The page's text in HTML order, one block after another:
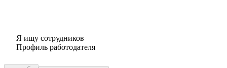
Я ищу сотрудников
Профиль работодателя